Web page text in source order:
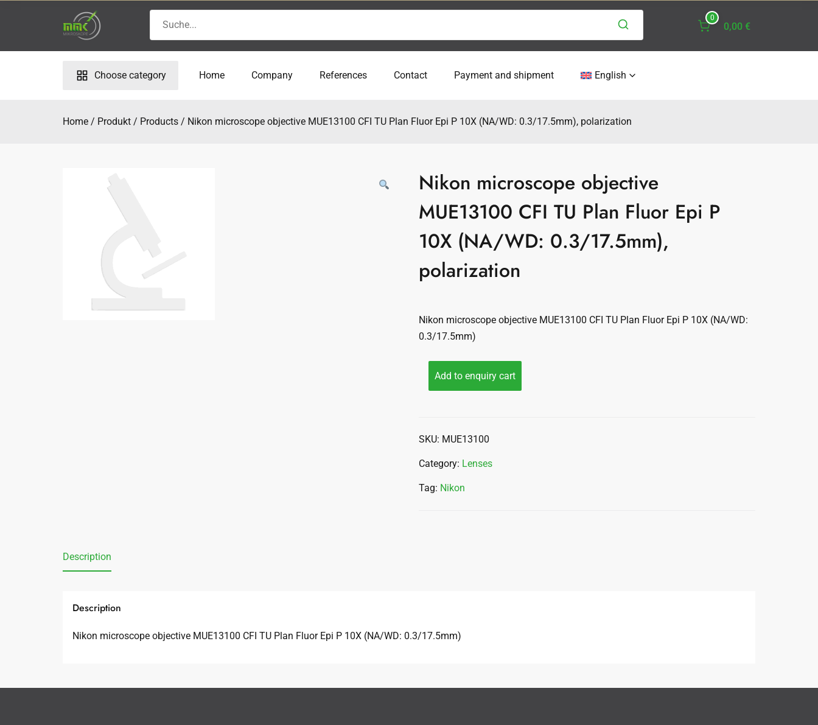
0
0,00 €
for:
Choose category Home Company References Contact Payment and shipment English
Home Produkt Products Nikon microscope objective MUE13100 CFI TU Plan Fluor Epi P 10X (NA/WD: 0.3/17.5mm), polarization
Nikon microscope objective
MUE13100 CFI TU Plan Fluor Epi P
10X (NA/WD: 0.3/17.5mm),
polarization
Nikon microscope objective MUE13100 CFI TU Plan Fluor Epi P 10X (NA/WD:
0.3/17.5mm)
Add to enquiry cart
SKU: MUE13100
Category: Lenses
Tag: Nikon
Description
Description
Nikon microscope objective MUE13100 CFI TU Plan Fluor Epi P 10X (NA/WD: 0.3/17.5mm)